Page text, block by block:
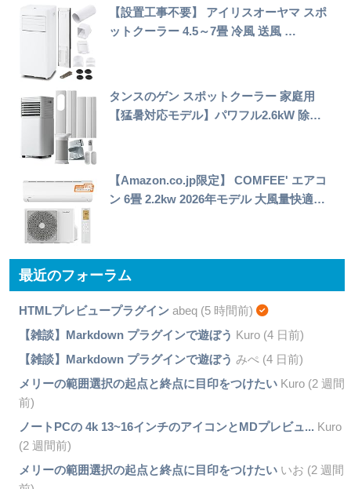
【設置工事不要】 アイリスオーヤマ スポ
ットクーラー 4.5～7畳 冷風 送風 …
タンスのゲン スポットクーラー 家庭用
【猛暑対応モデル】パワフル2.6kW 除…
【Amazon.co.jp限定】 COMFEE' エアコ
ン 6畳 2.2kw 2026年モデル 大風量快適…
最近のフォーラム
HTMLプレビュープラグインabeq (5 時間前)
【雑談】Markdown プラグインで遊ぼう Kuro (4 日前)
【雑談】Markdown プラグインで遊ぼう みぺ (4 日前)
メリーの範囲選択の起点と終点に目印をつけたいKuro (2 週間
前)
ノートPCの 4k 13~16インチのアイコンとMDプレビュ... Kuro
(2 週間前)
メリーの範囲選択の起点と終点に目印をつけたいいお (2 週間